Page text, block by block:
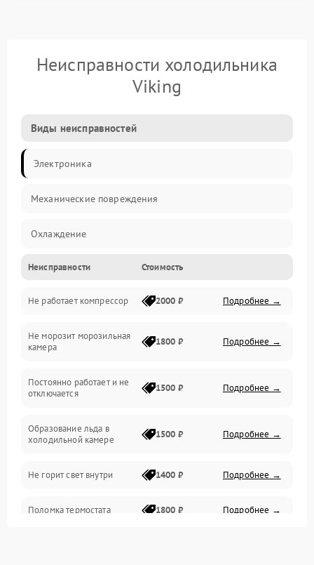
Неисправности холодильника
Viking
Виды неисправностей
Электроника
Механические повреждения
Охлаждение
Механика
Электропитание
Дренаж
Неисправности Стоимость
Не работает компрессор 2000 ₽ Подробнее →
Не морозит морозильная
камера
1800 ₽ Подробнее →
Постоянно работает и не
отключается
1500 ₽ Подробнее →
Образование льда в
холодильной камере
1500 ₽ Подробнее →
Не горит свет внутри 1400 ₽ Подробнее →
Поломка термостата 1800 ₽ Подробнее →